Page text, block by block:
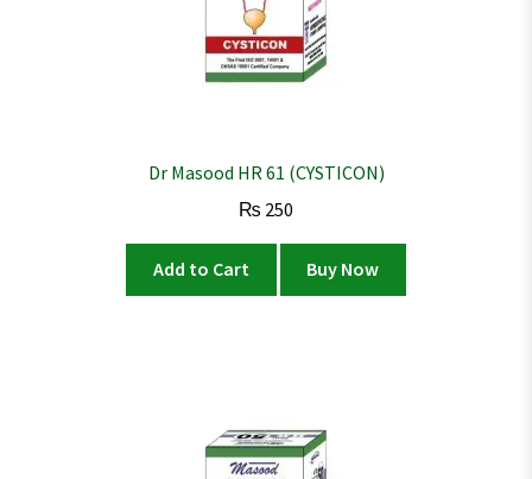
Dr Masood HR 61 (CYSTICON)
₨ 250
Add to Cart Buy Now